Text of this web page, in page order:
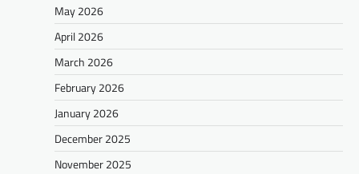
May 2026
April 2026
March 2026
February 2026
January 2026
December 2025
November 2025